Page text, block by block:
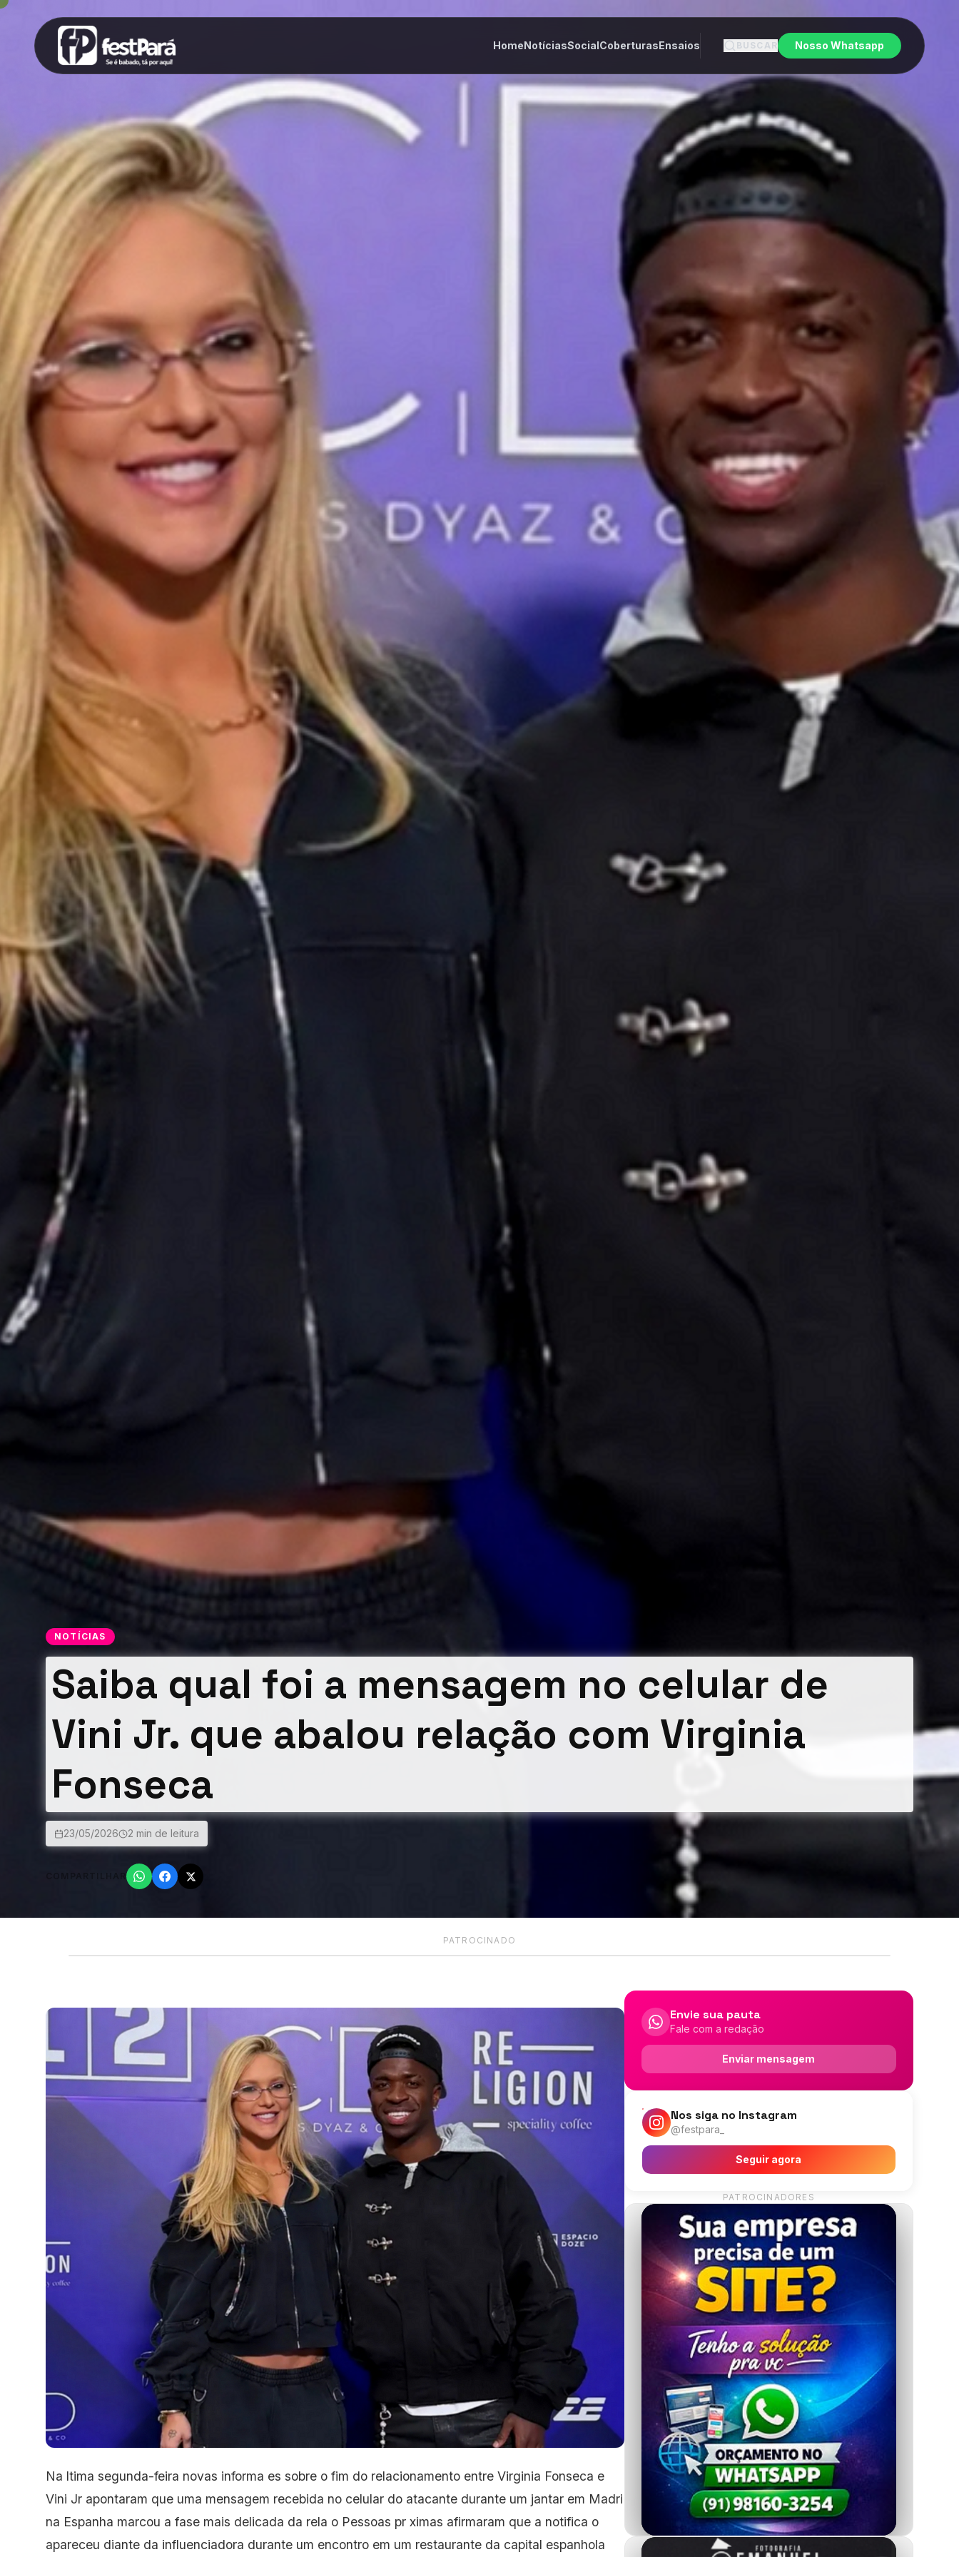
HomeNotíciasSocialCoberturasEnsaios BUSCAR Nosso Whatsapp
SUGESTÕES:
Maria paula Notícias
NOTÍCIAS
Saiba qual foi a mensagem no celular de
Vini Jr. que abalou relação com Virginia
Fonseca
23/05/2026 2 min de leitura
COMPARTILHAR
PATROCINADO
Na ltima segunda-feira novas informa es sobre o fim do relacionamento entre Virginia Fonseca e
Vini Jr apontaram que uma mensagem recebida no celular do atacante durante um jantar em Madri
na Espanha marcou a fase mais delicada da rela o Pessoas pr ximas afirmaram que a notifica o
apareceu diante da influenciadora durante um encontro em um restaurante da capital espanhola
Envie sua pauta
Fale com a redação
Enviar mensagem
Nos siga no Instagram
@festpara_
Seguir agora
PATROCINADORES